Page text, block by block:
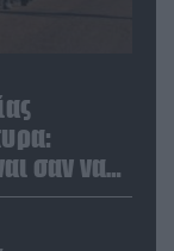
σαν να